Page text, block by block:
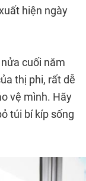
hiện ngày
cuối năm
thị phi, rất dễ
vệ mình. Hãy
túi bí kíp sống